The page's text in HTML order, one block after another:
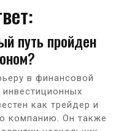
путь пройден
в финансовой
как трейдер и
компанию. Он также